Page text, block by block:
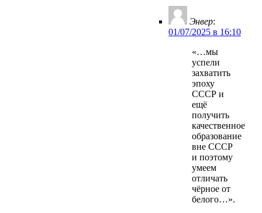
Энвер:
01/07/2025 в 16:10
«…мы
успели
захватить
эпоху
СССР и
ещё
получить
качественное
образование
вне СССР
и поэтому
умеем
отличать
чёрное от
белого…».